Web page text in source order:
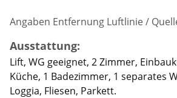
Angaben Entfernung Luftlinie /
Ausstattung:
Lift, WG geeignet, 2 Zimmer,
Küche, 1 Badezimmer, 1 separates
Loggia, Fliesen, Parkett.